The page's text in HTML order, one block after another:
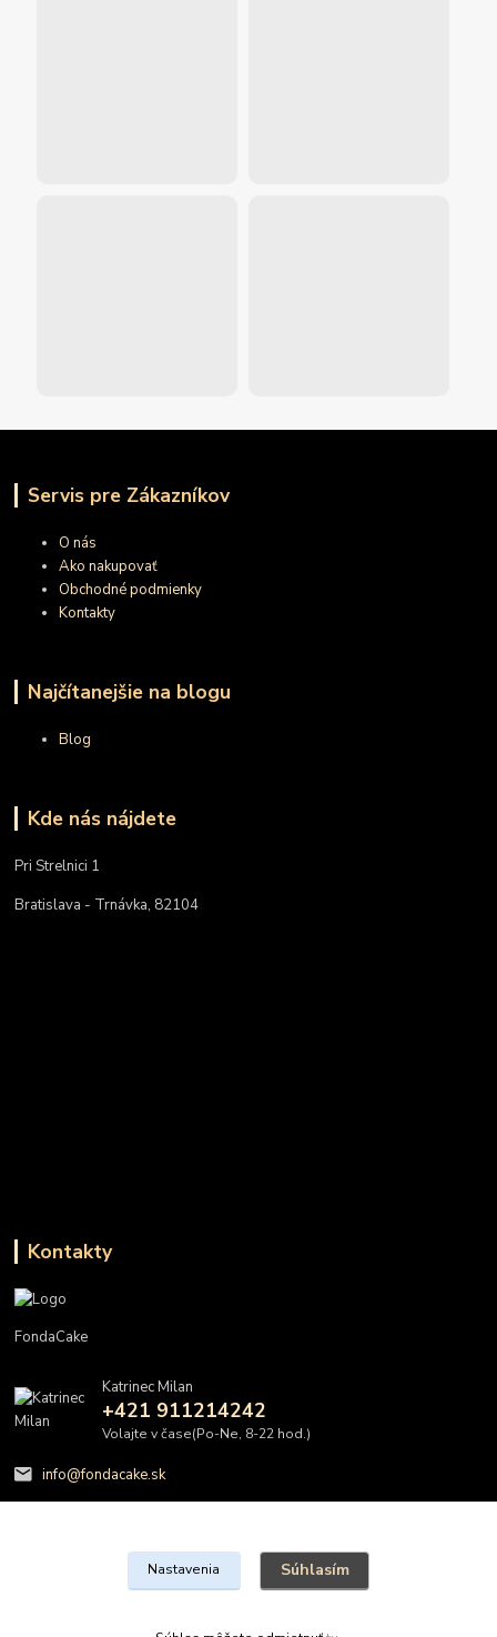
Servis pre Zákazníkov
O nás
Ako nakupovať
Obchodné podmienky
Kontakty
Najčítanejšie na blogu
Blog
Kde nás nájdete
Pri Strelnici 1
Bratislava - Trnávka, 82104
Kontakty
FondaCake
Katrinec Milan
+421 911214242
Volajte v čase(Po-Ne, 8-22 hod.)
info@fondacake.sk
Nastavenia Súhlasím